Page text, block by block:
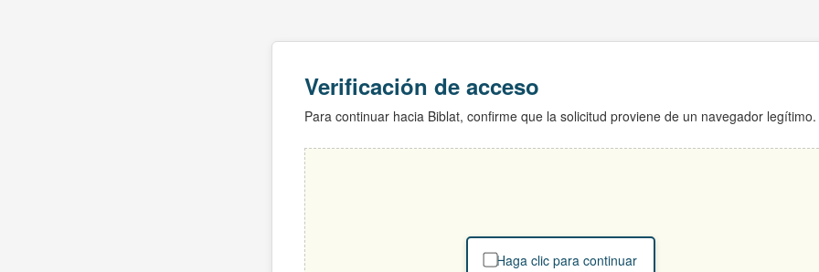
Verificación de acceso
Para continuar hacia Biblat, confirme que la solicitud proviene de un navegador legítimo.
Haga clic para continuar